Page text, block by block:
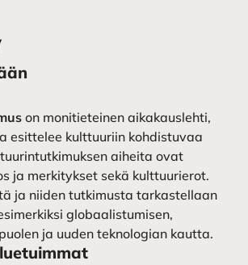
ruotsiksi –
författarna
on monitieteinen aikakauslehti,
esittelee kulttuuriin kohdistuvaa
aiheita ovat
ja merkitykset sekä kulttuurierot.
ja niiden tutkimusta tarkastellaan
globaalistumisen,
ja uuden teknologian kautta.